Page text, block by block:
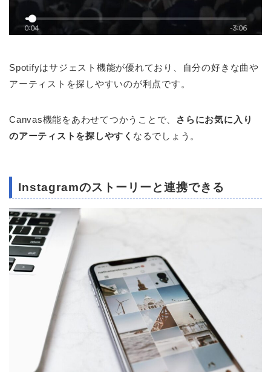
Spotifyはサジェスト機能が優れており、自分の好きな曲や
アーティストを探しやすいのが利点です。
Canvas機能をあわせてつかうことで、
さらにお気に入り
のアーティストを探しやすく なるでしょう。
Instagramのストーリーと連携できる